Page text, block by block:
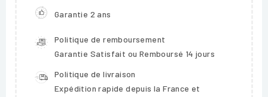
Garantie 2 ans
Politique de remboursement
Garantie Satisfait ou Remboursé 14 jours
Politique de livraison
Expédition rapide depuis la France et